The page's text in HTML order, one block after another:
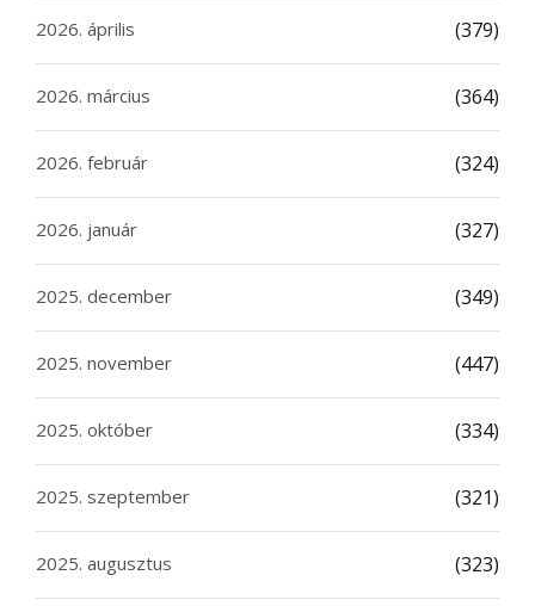
2026. április (379)
2026. március (364)
2026. február (324)
2026. január (327)
2025. december (349)
2025. november (447)
2025. október (334)
2025. szeptember (321)
2025. augusztus (323)